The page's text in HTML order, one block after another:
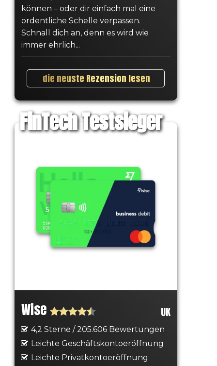
können – oder dir einfach mal eine
ordentliche Schelle verpassen.
Schnall dich an, denn es wird wie
immer ehrlich...
die neuste Rezension lesen
FinTech Testsieger
Wise UK
4,2 Sterne / 205.606 Bewertungen
Leichte Geschäftskontoeröffnung
Leichte Privatkontoeröffnung